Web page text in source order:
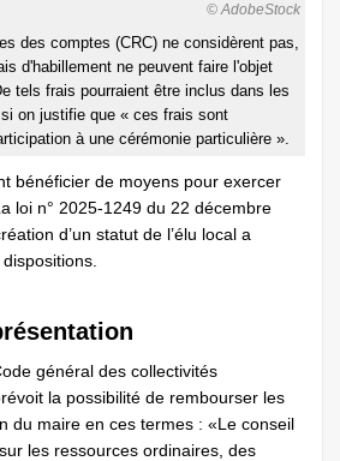
© AdobeStock
des comptes (CRC) ne considèrent pas,
d'habillement ne peuvent faire l'objet
tels frais pourraient être inclus dans les
on justifie que « ces frais sont
à une cérémonie particulière ».
bénéficier de moyens pour exercer
loi n° 2025-1249 du 22 décembre
d’un statut de l’élu local a
général des collectivités
la possibilité de rembourser les
du maire en ces termes : «Le conseil
les ressources ordinaires, des